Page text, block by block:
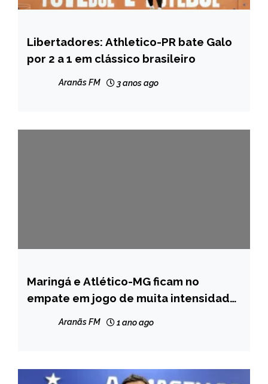
ESPORTES
Libertadores: Athletico-PR bate Galo
por 2 a 1 em clássico brasileiro
Aranãs FM 3 anos ago
ESPORTES
NOTÍCIAS
Maringá e Atlético-MG ficam no
empate em jogo de muita intensidade
Aranãs FM 1 ano ago